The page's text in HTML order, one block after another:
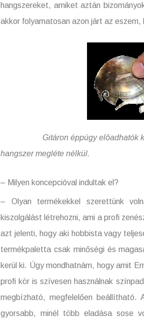
hangszereket, amiket aztán
akkor folyamatosan azon járt az
Gitáron éppúgy elôadhatók
hangszer megléte nélkül.
– Milyen koncepcióval indultak el?
– Olyan termékekkel szerettünk
kiszolgálást létrehozni, ami a profi
azt jelenti, hogy aki hobbista vagy
termékpaletta csak minőségi és
kerül ki. Úgy mondhatnám, hogy amit
profi kör is szívesen használnak
megbízható, megfelelően beállítható.
gyorsabb, minél több eladása sose